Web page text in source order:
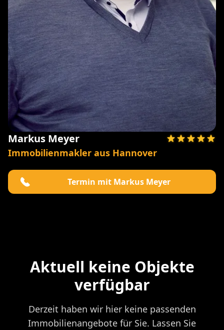
Markus Meyer
Immobilienmakler aus Hannover
Termin mit Markus Meyer
Aktuell keine Objekte
verfügbar
Derzeit haben wir hier keine passenden
Immobilienangebote für Sie. Lassen Sie